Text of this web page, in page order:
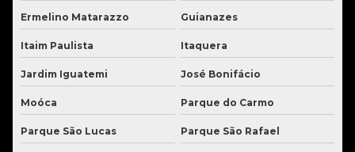
Ermelino Matarazzo Guianazes
Itaim Paulista Itaquera
Jardim Iguatemi José Bonifácio
Moóca Parque do Carmo
Parque São Lucas Parque São Rafael